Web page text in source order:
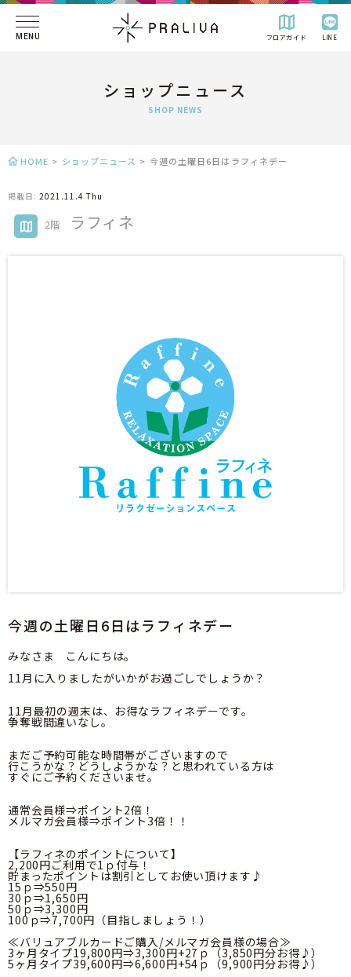
MENU フロアガイド LINE
ショップニュース
SHOP NEWS
HOME > ショップニュース > 今週の土曜日6日はラフィネデー
掲載日: 2021.11.4 Thu
2階 ラフィネ
今週の土曜日6日はラフィネデー
みなさま　こんにちは。
11月に入りましたがいかがお過ごしでしょうか？
11月最初の週末は、お得なラフィネデーです。
争奪戦間違いなし。
まだご予約可能な時間帯がございますので
行こうかな？どうしようかな？と思われている方は
すぐにご予約くださいませ。
通常会員様⇒ポイント2倍！
メルマガ会員様⇒ポイント3倍！！
【ラフィネのポイントについて】
2,200円ご利用で1ｐ付与！
貯まったポイントは割引としてお使い頂けます♪
15ｐ⇒550円
30ｐ⇒1,650円
50ｐ⇒3,300円
100ｐ⇒7,700円（目指しましょう！）
≪バリュアブルカードご購入/メルマガ会員様の場合≫
3ヶ月タイプ19,800円⇒3,300円+27ｐ（3,850円分お得♪）
5ヶ月タイプ39,600円⇒6,600円+54ｐ（9,900円分お得♪）